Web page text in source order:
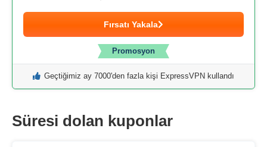
Fırsatı Yakala
Promosyon
Geçtiğimiz ay 7000'den fazla kişi ExpressVPN kullandı
Süresi dolan kuponlar